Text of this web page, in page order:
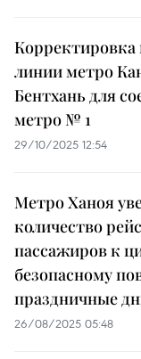
Корректировка
линии метро
Бентхань для
метро № 1
29/10/2025 12:54
Метро Ханоя
количество
пассажиров к
безопасному
праздничные
26/08/2025 05:48